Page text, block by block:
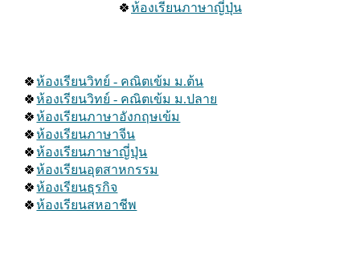
🍀ห้องเรียนภาษาญี่ปุ่น
🍀ห้องเรียนวิทย์ - คณิตเข้ม ม.ต้น
🍀ห้องเรียนวิทย์ - คณิตเข้ม ม.ปลาย
🍀ห้องเรียนภาษาอังกฤษเข้ม
🍀ห้องเรียนภาษาจีน
🍀ห้องเรียนภาษาญี่ปุ่น
🍀ห้องเรียนอุตสาหกรรม
🍀ห้องเรียนธุรกิจ
🍀ห้องเรียนสหอาชีพ